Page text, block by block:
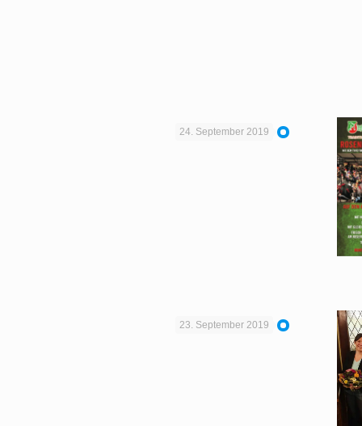
24. September 2019
23. September 2019